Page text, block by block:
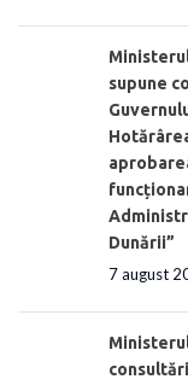
supune
Dunării”
7 august